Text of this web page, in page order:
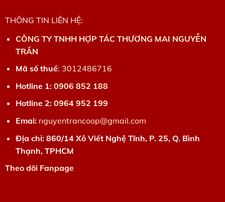
THÔNG TIN LIÊN HỆ:
CÔNG TY TNHH HỢP TÁC THƯƠNG MAI NGUYỄN
TRẦN
Mã số thuế: 3012486716
Hotline 1: 0906 852 188
Hotline 2: 0964 952 199
Emai: nguyentrancoop@gmail.com
Địa chỉ: 860/14 Xô Viết Nghệ Tĩnh, P. 25, Q. Bình
Thạnh, TPHCM
Theo dõi Fanpage